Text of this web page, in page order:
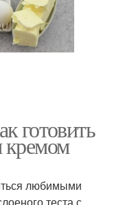
готовить
кремом
любимыми